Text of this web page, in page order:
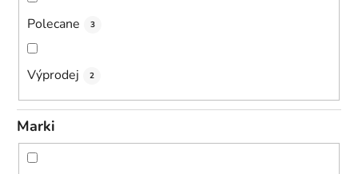
Polecane 3
Výprodej 2
Marki